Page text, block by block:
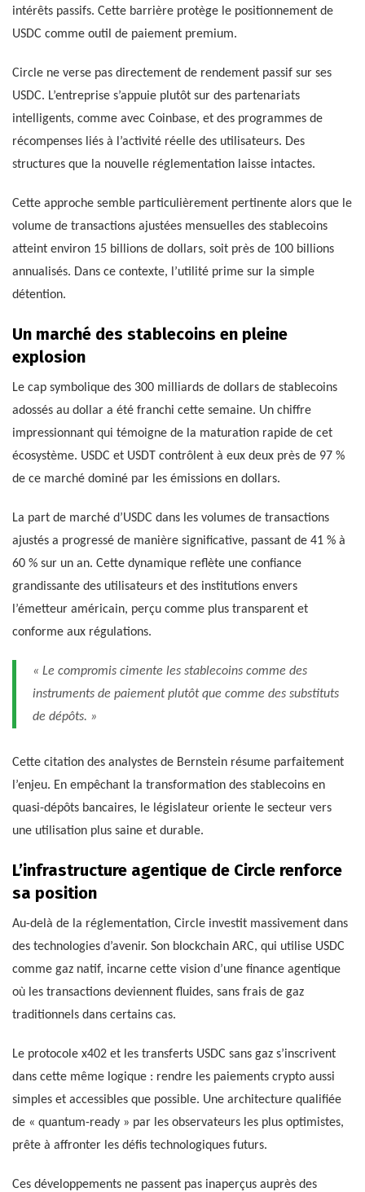
intérêts passifs. Cette barrière protège le positionnement de
USDC comme outil de paiement premium.
Circle ne verse pas directement de rendement passif sur ses
USDC. L’entreprise s’appuie plutôt sur des partenariats
intelligents, comme avec Coinbase, et des programmes de
récompenses liés à l’activité réelle des utilisateurs. Des
structures que la nouvelle réglementation laisse intactes.
Cette approche semble particulièrement pertinente alors que le
volume de transactions ajustées mensuelles des stablecoins
atteint environ 15 billions de dollars, soit près de 100 billions
annualisés. Dans ce contexte, l’utilité prime sur la simple
détention.
Un marché des stablecoins en pleine
explosion
Le cap symbolique des 300 milliards de dollars de stablecoins
adossés au dollar a été franchi cette semaine. Un chiffre
impressionnant qui témoigne de la maturation rapide de cet
écosystème. USDC et USDT contrôlent à eux deux près de 97 %
de ce marché dominé par les émissions en dollars.
La part de marché d’USDC dans les volumes de transactions
ajustés a progressé de manière significative, passant de 41 % à
60 % sur un an. Cette dynamique reflète une confiance
grandissante des utilisateurs et des institutions envers
l’émetteur américain, perçu comme plus transparent et
conforme aux régulations.
« Le compromis cimente les stablecoins comme des
instruments de paiement plutôt que comme des substituts
de dépôts. »
Cette citation des analystes de Bernstein résume parfaitement
l’enjeu. En empêchant la transformation des stablecoins en
quasi-dépôts bancaires, le législateur oriente le secteur vers
une utilisation plus saine et durable.
L’infrastructure agentique de Circle renforce
sa position
Au-delà de la réglementation, Circle investit massivement dans
des technologies d’avenir. Son blockchain ARC, qui utilise USDC
comme gaz natif, incarne cette vision d’une finance agentique
où les transactions deviennent fluides, sans frais de gaz
traditionnels dans certains cas.
Le protocole x402 et les transferts USDC sans gaz s’inscrivent
dans cette même logique : rendre les paiements crypto aussi
simples et accessibles que possible. Une architecture qualifiée
de « quantum-ready » par les observateurs les plus optimistes,
prête à affronter les défis technologiques futurs.
Ces développements ne passent pas inaperçus auprès des